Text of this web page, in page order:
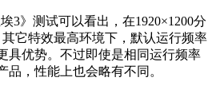
3》测试可以看出，在1920×1200分
它特效最高环境下，默认运行频率
具优势。不过即使是相同运行频率
品，性能上也会略有不同。